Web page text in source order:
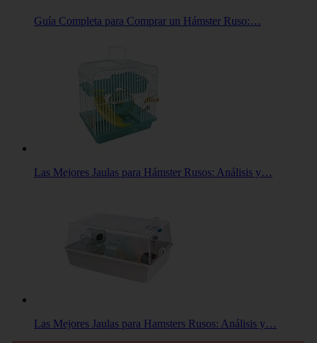
Guía Completa para Comprar un Hámster Ruso:…
Las Mejores Jaulas para Hámster Rusos: Análisis y…
Las Mejores Jaulas para Hamsters Rusos: Análisis y…